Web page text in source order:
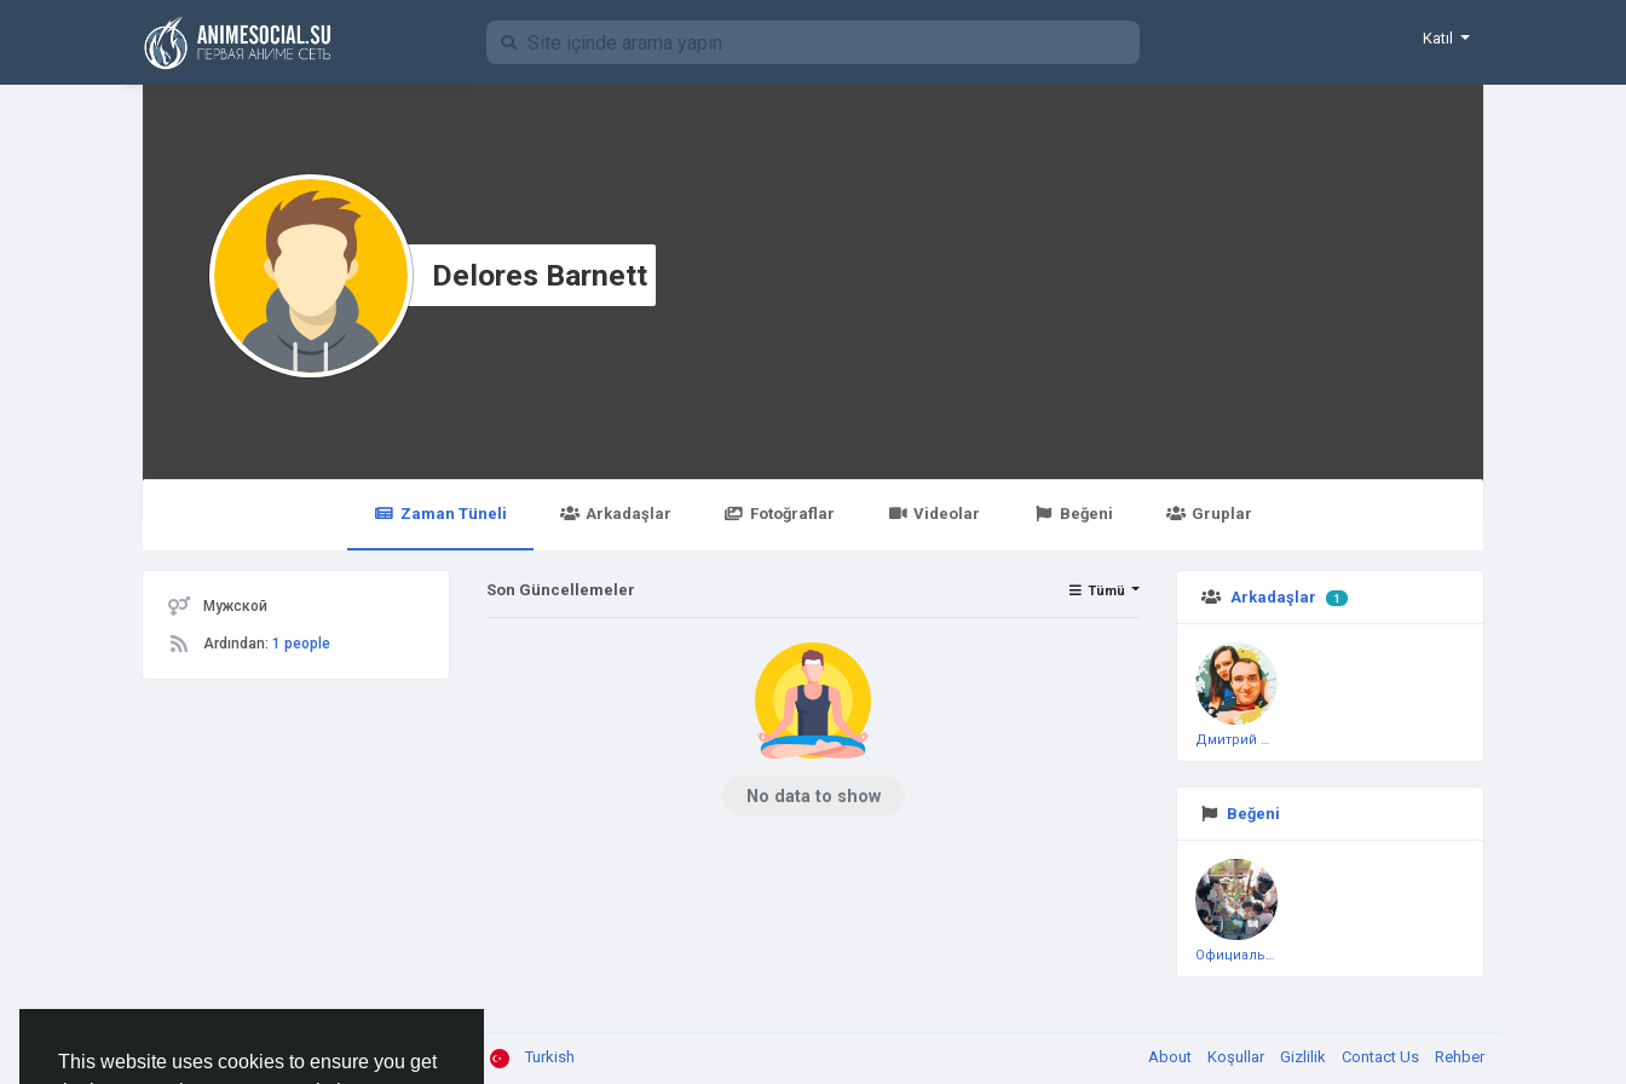
This website uses cookies to ensure you get
Funding
Katıl
Delores Barnett
Zaman Tüneli Arkadaşlar Fotoğraflar Videolar Beğeni Gruplar
Мужской
Ardından: 1 people
Arkadaşlar 1
Дмитрий Чеботарёв
Beğeni
Официальная тестовая страница
Son Güncellemeler Tümü
No data to show
© 2026 AnimeSocial.SU - Первая аниме сеть! Turkish About Koşullar Gizlilik Contact Us Rehber